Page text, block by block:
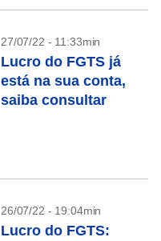
27/07/22 - 11:33min
Lucro do FGTS já
está na sua conta,
saiba consultar
26/07/22 - 19:04min
Lucro do FGTS: